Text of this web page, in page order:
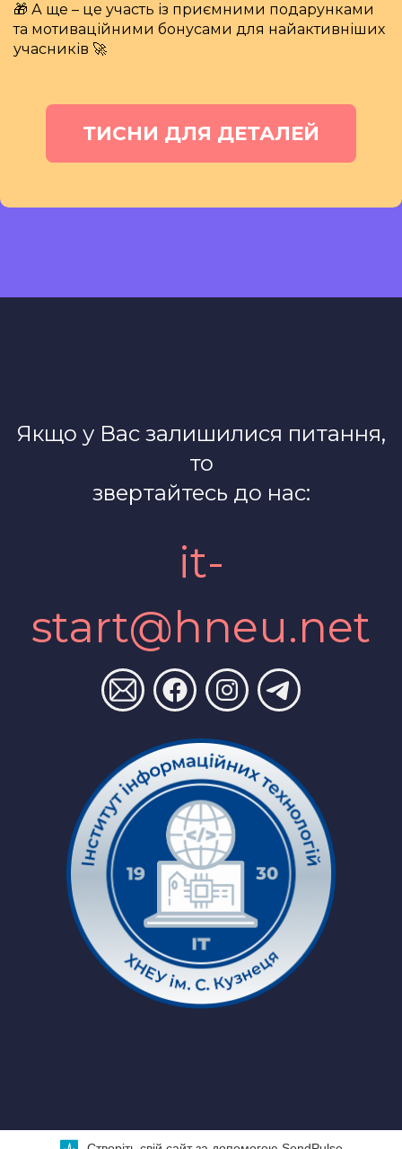
🎁 А ще – це участь із приємними подарунками
та мотиваційними бонусами для найактивніших
учасників 🚀
ТИСНИ ДЛЯ ДЕТАЛЕЙ
Якщо у Вас залишилися питання,
то
звертайтесь до нас:
it-
start@hneu.net